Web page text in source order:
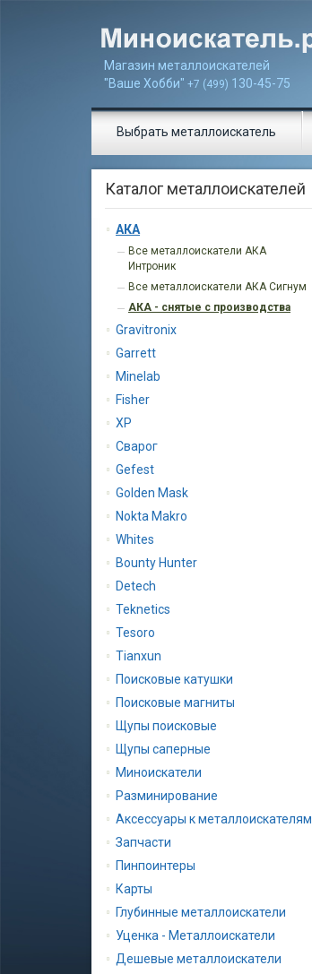
Магазин металлоискателей
"Ваше Хобби" +7 (499) 130-45-75
Выбрать металлоискатель
Каталог металлоискателей
АКА
Все металлоискатели АКА
Интроник
Все металлоискатели АКА Сигнум
АКА - снятые с производства
Gravitronix
Garrett
Minelab
Fisher
XP
Сварог
Gеfеst
Golden Mask
Nokta Makro
Whites
Bounty Hunter
Detech
Teknetics
Tesoro
Tianxun
Поисковые катушки
Поисковые магниты
Щупы поисковые
Щупы саперные
Миноискатели
Разминирование
Аксессуары к металлоискателям
Запчасти
Пинпоинтеры
Карты
Глубинные металлоискатели
Уценка - Металлоискатели
Дешевые металлоискатели